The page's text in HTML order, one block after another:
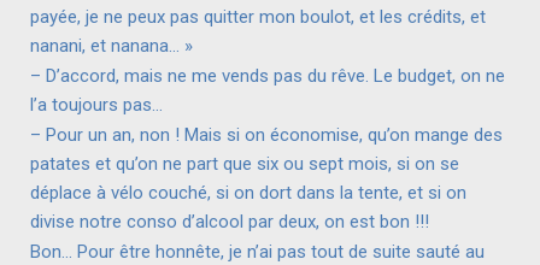
payée, je ne peux pas quitter mon boulot, et les crédits, et
nanani, et nanana… »
– D’accord, mais ne me vends pas du rêve. Le budget, on ne
l’a toujours pas…
– Pour un an, non ! Mais si on économise, qu’on mange des
patates et qu’on ne part que six ou sept mois, si on se
déplace à vélo couché, si on dort dans la tente, et si on
divise notre conso d’alcool par deux, on est bon !!!
Bon… Pour être honnête, je n’ai pas tout de suite sauté au